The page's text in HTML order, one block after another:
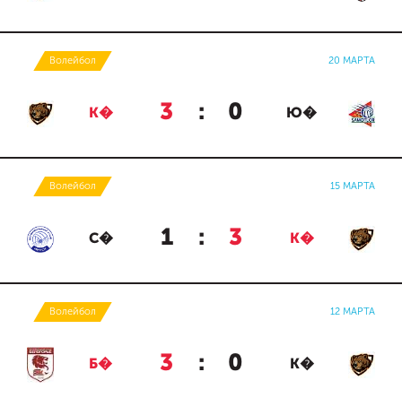
Волейбол 20 МАРТА
К� 3 : 0 Ю�
Волейбол 15 МАРТА
С� 1 : 3 К�
Волейбол 12 МАРТА
Б� 3 : 0 К�